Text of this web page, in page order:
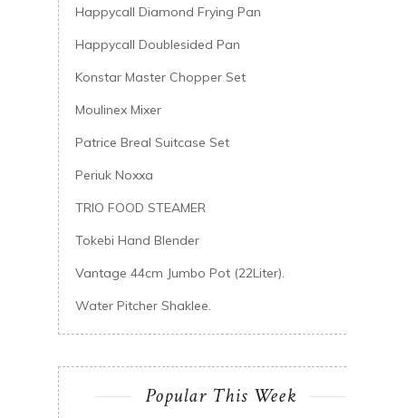
Happycall Diamond Frying Pan
Happycall Doublesided Pan
Konstar Master Chopper Set
Moulinex Mixer
Patrice Breal Suitcase Set
Periuk Noxxa
TRIO FOOD STEAMER
Tokebi Hand Blender
Vantage 44cm Jumbo Pot (22Liter).
Water Pitcher Shaklee.
Popular This Week